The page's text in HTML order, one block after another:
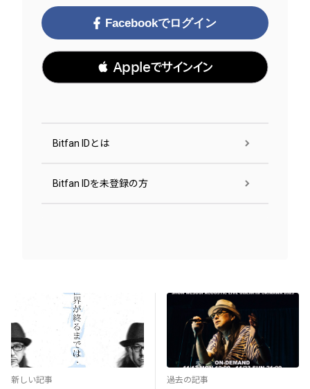
Facebookでログイン
 Appleでサインイン
Bitfan IDとは
Bitfan IDを未登録の方
新しい記事 過去の記事